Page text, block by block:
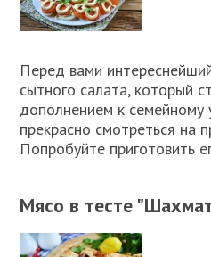
Перед вами
сытного салата, который
дополнением к семейному
прекрасно смотреться на
Попробуйте приготовить
Мясо в тесте